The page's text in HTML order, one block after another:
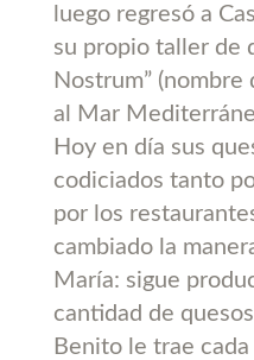
luego regresó a
su propio taller de
Nostrum” (nombre
al Mar
Hoy en día sus
codiciados tanto
por los
cambiado la
María: sigue
cantidad de
Benito le trae